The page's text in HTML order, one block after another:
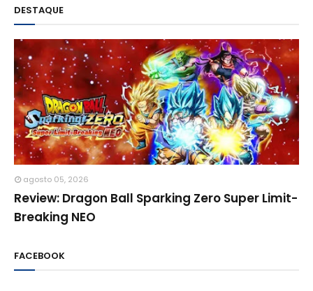
DESTAQUE
agosto 05, 2026
Review: Dragon Ball Sparking Zero Super Limit-
Breaking NEO
FACEBOOK